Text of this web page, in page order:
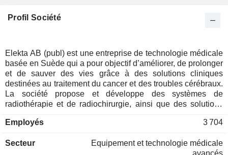
Profil Société
Elekta AB (publ) est une entreprise de technologie médicale
basée en Suède qui a pour objectif d’améliorer, de prolonger
et de sauver des vies grâce à des solutions cliniques
destinées au traitement du cancer et des troubles cérébraux.
La société propose et développe des systèmes de
radiothérapie et de radiochirurgie, ainsi que des solutions
dans l’ensemble du spectre des soins oncologiques. Elekta
pour la radiothérapie et la radiochirurgie, ainsi que des
Employés 3 704
Secteur
Equipement et technologie médicale
avancés